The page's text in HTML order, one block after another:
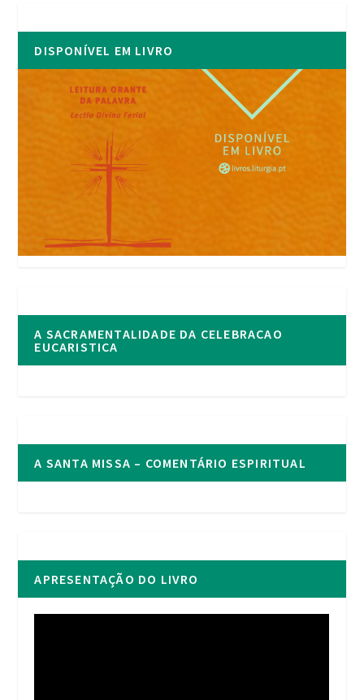
DISPONÍVEL EM LIVRO
A SACRAMENTALIDADE DA CELEBRACAO
EUCARISTICA
A SANTA MISSA – COMENTÁRIO ESPIRITUAL
APRESENTAÇÃO DO LIVRO